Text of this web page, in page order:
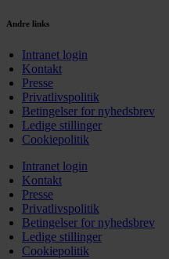
Andre links
Intranet login
Kontakt
Presse
Privatlivspolitik
Betingelser for nyhedsbrev
Ledige stillinger
Cookiepolitik
Intranet login
Kontakt
Presse
Privatlivspolitik
Betingelser for nyhedsbrev
Ledige stillinger
Cookiepolitik